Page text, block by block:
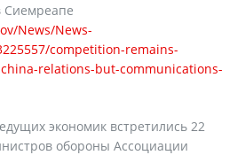
Сиемреапе
News/News-
competition-remains-
relations-but-communications-
экономик встретились 22
обороны Ассоциации